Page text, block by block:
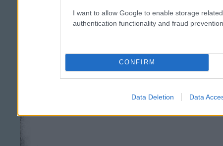
I want to allow Google to enable storage
authentication functionality and fraud
CONFIRM
Data Deletion Data